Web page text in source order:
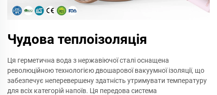
Чудова теплоізоляція
Ця герметична вода з нержавіючої сталі оснащена
революційною технологією двошарової вакуумної ізоляції, що
забезпечує неперевершену здатність утримувати температуру
для всіх категорій напоїв. Ця передова система